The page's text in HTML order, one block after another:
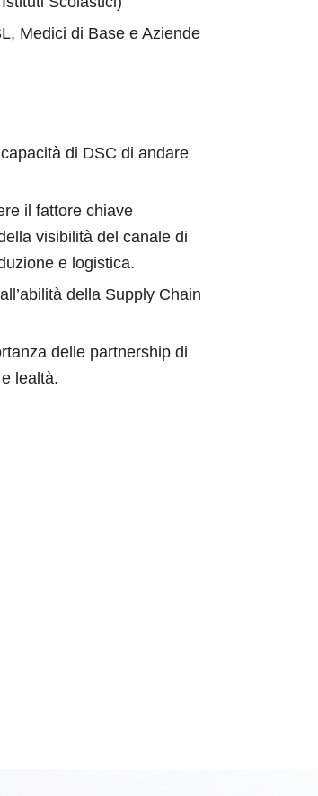
Medici di Base e Aziende
di DSC di andare
il fattore chiave
visibilità del canale di
e logistica.
della Supply Chain
delle partnership di
lealtà.